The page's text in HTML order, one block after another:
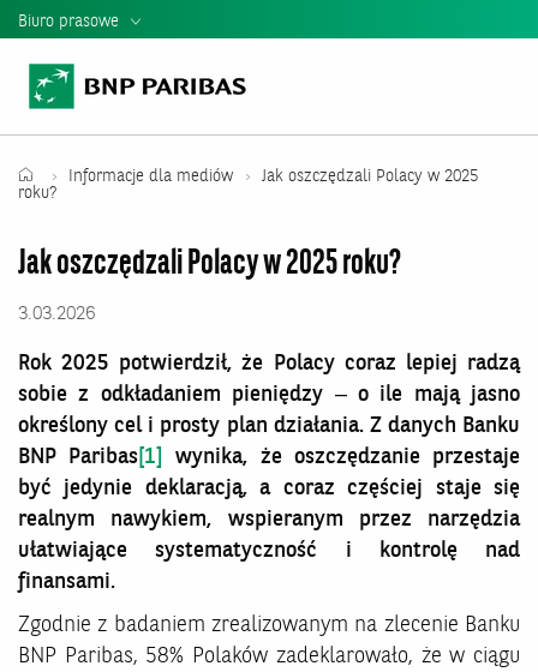
Biuro prasowe
Informacje Prasowe
Teczka Prasowa
Raporty i Prezentacje BNP Paribas
Informacje dla mediów
Jak oszczędzali Polacy w 2025
roku?
Jak oszczędzali Polacy w 2025 roku?
3.03.2026
Rok 2025 potwierdził, że Polacy coraz lepiej radzą
sobie z odkładaniem pieniędzy – o ile mają jasno
określony cel i prosty plan działania. Z danych Banku
BNP Paribas [1]
wynika, że oszczędzanie przestaje
być jedynie deklaracją, a coraz częściej staje się
realnym nawykiem, wspieranym przez narzędzia
ułatwiające systematyczność i kontrolę nad
finansami.
Zgodnie z badaniem zrealizowanym na zlecenie Banku
BNP Paribas, 58% Polaków zadeklarowało, że w ciągu